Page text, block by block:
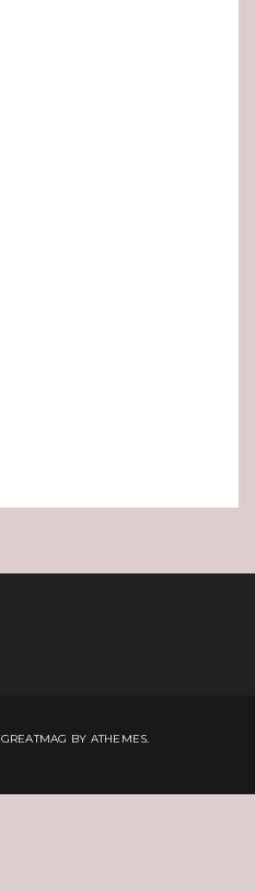
GREATMAG BY ATHEMES.